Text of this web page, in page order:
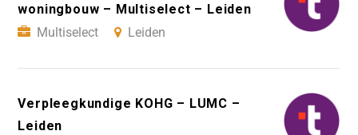
woningbouw – Multiselect – Leiden
Multiselect
Leiden
Verpleegkundige KOHG – LUMC –
Leiden